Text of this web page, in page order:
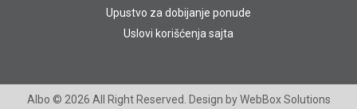
Upustvo za dobijanje ponude
Uslovi korišćenja sajta
Albo © 2026 All Right Reserved. Design byWebBox Solutions